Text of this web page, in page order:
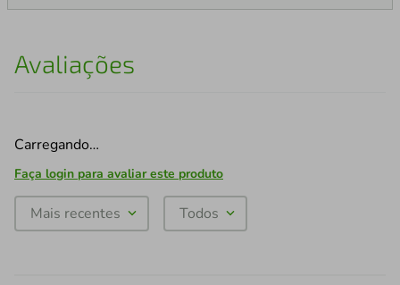
Avaliações
Carregando…
Faça login para avaliar este produto
Mais recentes Todos